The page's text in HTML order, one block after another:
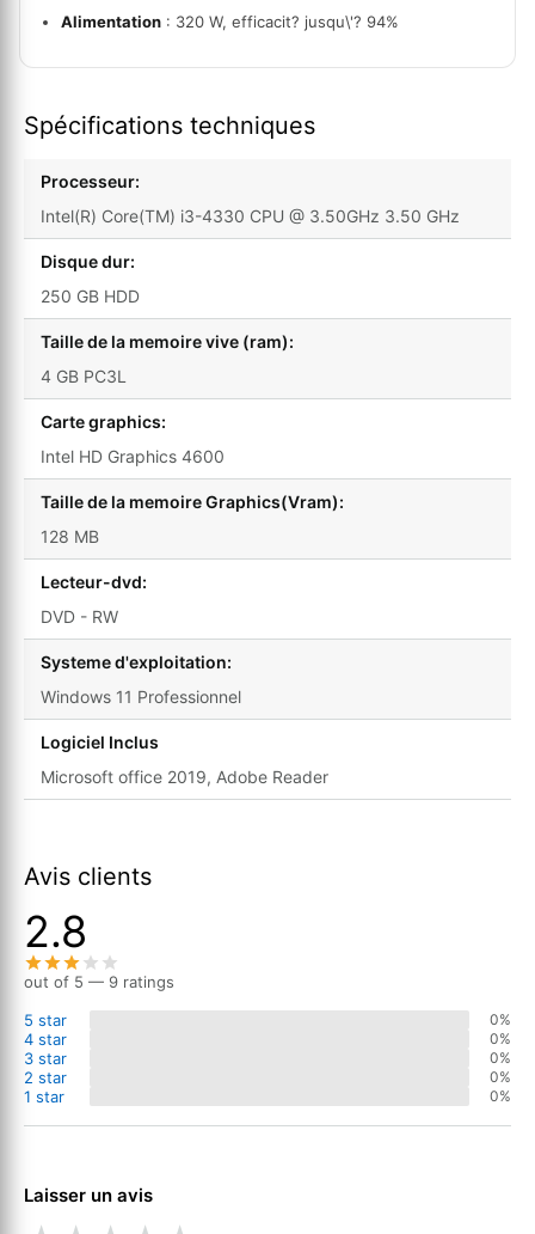
Alimentation : 320 W, efficacit? jusqu\'? 94%
Spécifications techniques
Processeur:
Intel(R) Core(TM) i3-4330 CPU @ 3.50GHz 3.50 GHz
Disque dur:
250 GB HDD
Taille de la memoire vive (ram):
4 GB PC3L
Carte graphics:
Intel HD Graphics 4600
Taille de la memoire Graphics(Vram):
128 MB
Lecteur-dvd:
DVD - RW
Systeme d'exploitation:
Windows 11 Professionnel
Logiciel Inclus
Microsoft office 2019, Adobe Reader
Avis clients
2.8
out of 5 — 9 ratings
5 star
0%
4 star 0%
3 star 0%
2 star 0%
1 star 0%
Laisser un avis